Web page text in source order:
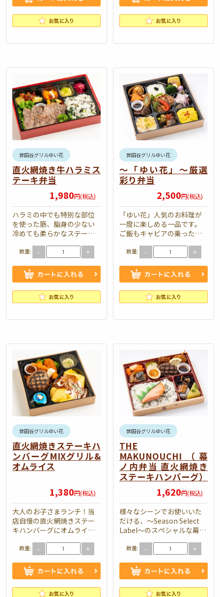
世田谷グリルゆい花
直火網焼き牛ハラミス
テーキ弁当
1,980円(税込)
ハラミの中でも特別な部位
を使った筋、脂身の少ない
冷めても柔らかなステーキ
とにより余分な油、臭みを
落としながら焼き上げた、
香ばしいスモーキ…
数量: - +
世田谷グリルゆい花
～「ゆい花」～厳選
彩り弁当
2,500円(税込)
「ゆい花」人気のお料理が
一度に楽しめる一品です。
ご飯もキャビアの乗ったご
す。特別なお席にお肉、お
魚のお弁当に迷ったらこち
らをまずはお試し…
数量: - +
世田谷グリルゆい花
直火網焼きステーキハ
ンバーグMIXグリル&
オムライス
1,380円(税込)
大人のお子さまランチ！当
店自慢の直火網焼きステー
キハンバーグにオムライ
ームコロッケ！最強のミッ
クスグリル。みんながワク
ワク笑顔になるお弁…
数量: - +
世田谷グリルゆい花
THE
MAKUNOUCHI（幕
ノ内弁当 直火網焼き
ステーキハンバーグ）
1,620円(税込)
様々なシーンでお使いいた
だける、～Season Select
Label～のスペシャルな幕ノ
火網焼きハンバーグをはじ
め、色とりどりの副菜…
数量: - +